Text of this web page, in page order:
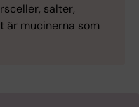
salter,
är mucinerna som